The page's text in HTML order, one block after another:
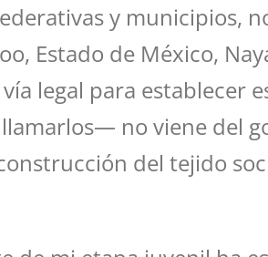
y municipios,
Estado de México,
legal para establecer
no viene del
del tejido